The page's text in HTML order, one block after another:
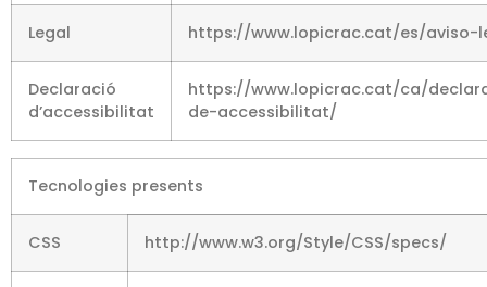
Legal https://www.lopicrac.cat/es/aviso-
Declaració
d’accessibilitat
https://www.lopicrac.cat/ca/
de-accessibilitat/
Tecnologies presents
CSS http://www.w3.org/Style/CSS/specs/